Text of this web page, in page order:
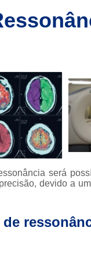
Exames de
magnética
Exames de
tomografia
Exames de
tomografia
Ressonâncias
será
devido a